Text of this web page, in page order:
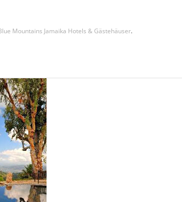
Mountains Jamaika Hotels & Gästehäuser.